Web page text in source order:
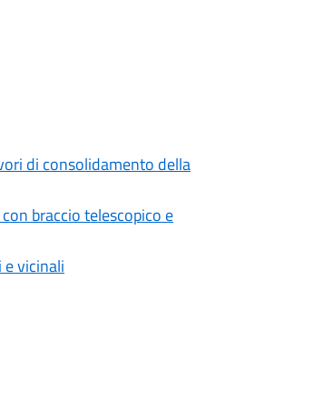
di consolidamento della
braccio telescopico e
e vicinali